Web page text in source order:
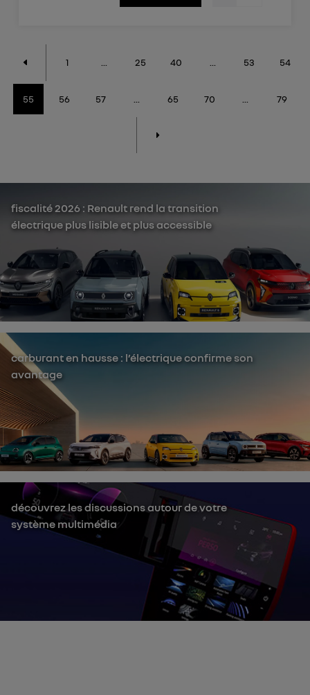
1 25 40 53 54
55 56 57 65 70 79
fiscalité 2026 : Renault rend la transition
électrique plus lisible et plus accessible
carburant en hausse : l’électrique confirme son
avantage
découvrez les discussions autour de votre
système multimédia